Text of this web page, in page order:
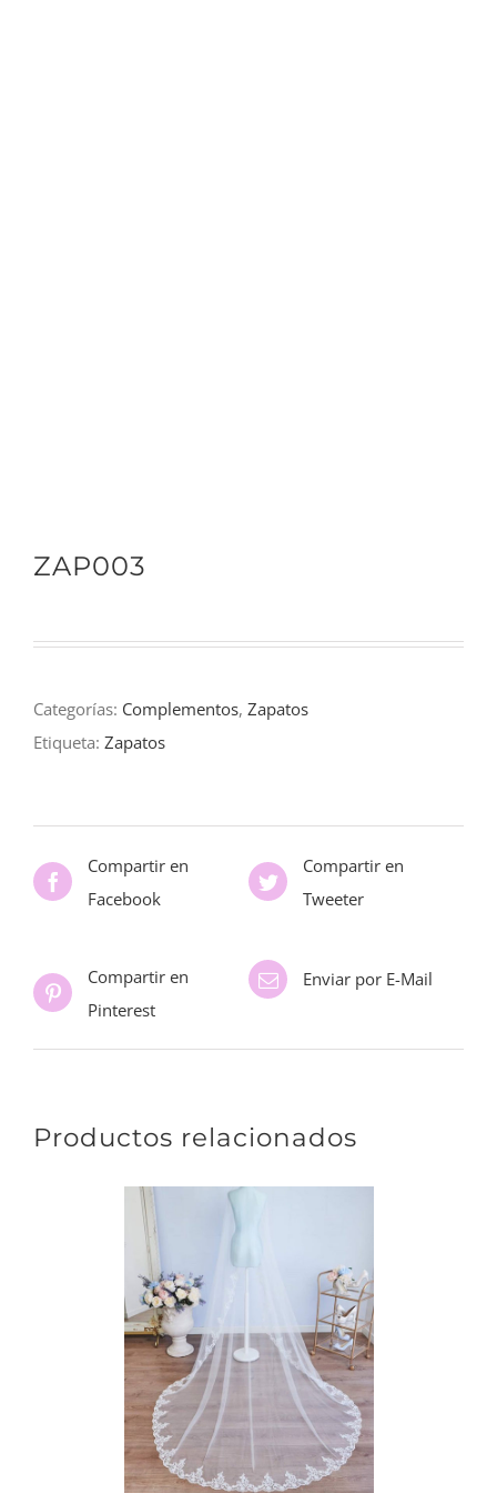
ZAP003
Categorías: Complementos, Zapatos
Etiqueta: Zapatos
Compartir en
Facebook
Compartir en
Tweeter
Compartir en
Pinterest
Enviar por E-Mail
Productos relacionados